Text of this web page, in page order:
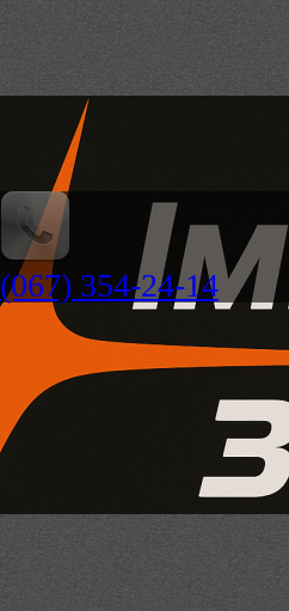
(067) 354-24-14